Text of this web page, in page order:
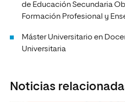
de Educación Secundaria
Formación Profesional y
Máster Universitario en
Universitaria
Noticias